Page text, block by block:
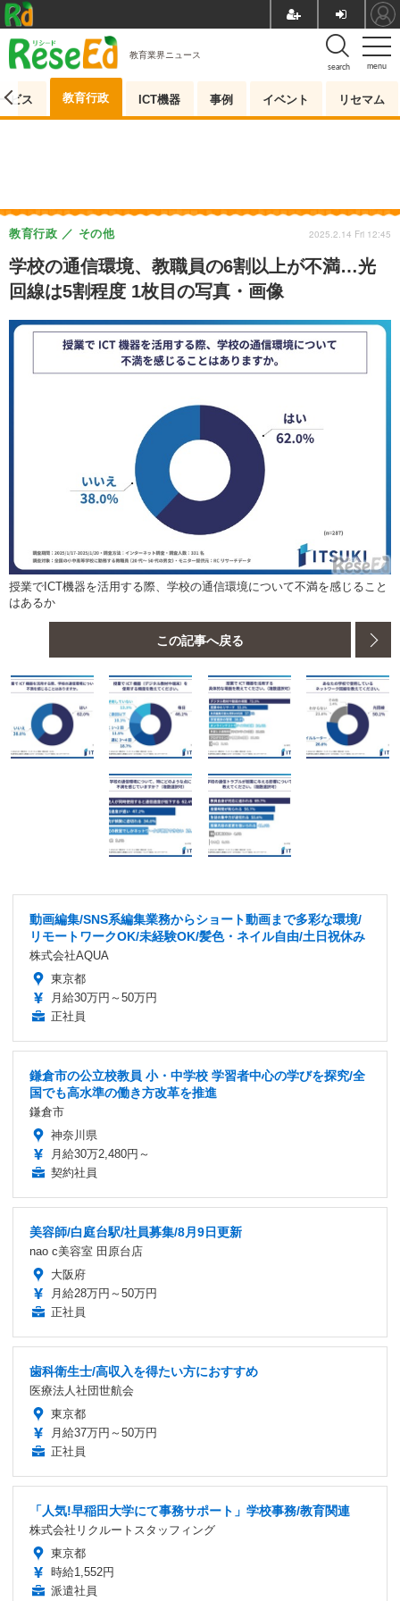
menu
search
教育業界ニュース
ビス 教育行政 ICT機器 事例 イベント リセマム
学校の通信環境、教職員の6割以上が不満…光
回線は5割程度 1枚目の写真・画像
教育行政 その他 2025.2.14 Fri 12:45
授業でICT機器を活用する際、学校の通信環境について不満を感じること
はあるか
この記事へ戻る
動画編集/SNS系編集業務からショート動画まで多彩な環境/
リモートワークOK/未経験OK/髪色・ネイル自由/土日祝休み
株式会社AQUA
東京都
月給30万円～50万円
正社員
鎌倉市の公立校教員 小・中学校 学習者中心の学びを探究/全
国でも高水準の働き方改革を推進
鎌倉市
神奈川県
月給30万2,480円～
契約社員
美容師/白庭台駅/社員募集/8月9日更新
nao c美容室 田原台店
大阪府
月給28万円～50万円
正社員
歯科衛生士/高収入を得たい方におすすめ
医療法人社団世航会
東京都
月給37万円～50万円
正社員
「人気!早稲田大学にて事務サポート」学校事務/教育関連
株式会社リクルートスタッフィング
東京都
時給1,552円
派遣社員